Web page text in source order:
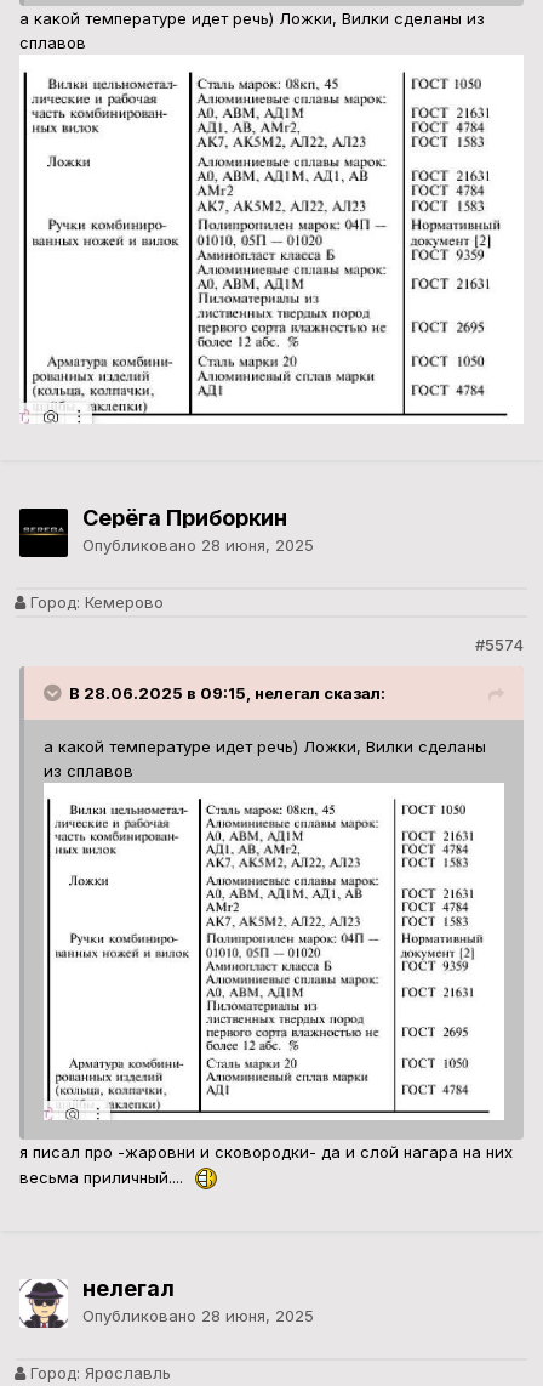
а какой температуре идет речь) Ложки, Вилки сделаны из
сплавов
Серёга Приборкин
Опубликовано 28 июня, 2025
Город: Кемерово
#5574
В 28.06.2025 в 09:15, нелегал сказал:
а какой температуре идет речь) Ложки, Вилки сделаны
из сплавов
я писал про -жаровни и сковородки- да и слой нагара на них
весьма приличный....
нелегал
Опубликовано 28 июня, 2025
Город: Ярославль